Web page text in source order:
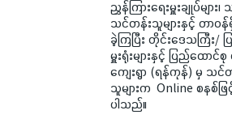
ညွှန်ကြားရေးမှူးချုပ်များ၊
သင်တန်းသူများနှင့် တာဝ
ခဲ့ကြပြီး တိုင်းဒေသကြီး/
မှူးရုံးများနှင့် ပြည်ထောင်
ကျေးရွာ (ရန်ကုန်) မှ သင်
သူများက Online စနစ်
ပါသည်။